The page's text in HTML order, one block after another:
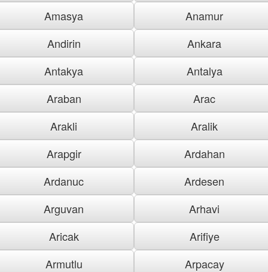
Amasya
Anamur
Andirin
Ankara
Antakya
Antalya
Araban
Arac
Arakli
Aralik
Arapgir
Ardahan
Ardanuc
Ardesen
Arguvan
Arhavi
Aricak
Arifiye
Armutlu
Arpacay